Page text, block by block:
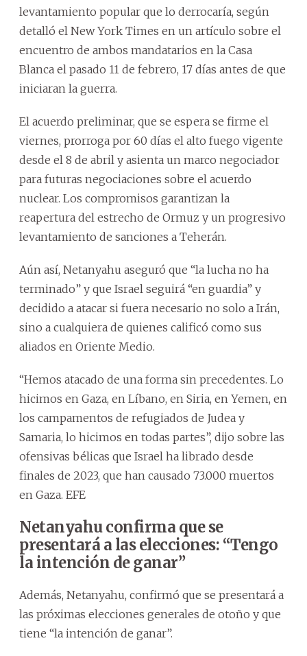
levantamiento popular que lo derrocaría, según
detalló el New York Times en un artículo sobre el
encuentro de ambos mandatarios en la Casa
Blanca el pasado 11 de febrero, 17 días antes de que
iniciaran la guerra.
El acuerdo preliminar, que se espera se firme el
viernes, prorroga por 60 días el alto fuego vigente
desde el 8 de abril y asienta un marco negociador
para futuras negociaciones sobre el acuerdo
nuclear. Los compromisos garantizan la
reapertura del estrecho de Ormuz y un progresivo
levantamiento de sanciones a Teherán.
Aún así, Netanyahu aseguró que “la lucha no ha
terminado” y que Israel seguirá “en guardia” y
decidido a atacar si fuera necesario no solo a Irán,
sino a cualquiera de quienes calificó como sus
aliados en Oriente Medio.
“Hemos atacado de una forma sin precedentes. Lo
hicimos en Gaza, en Líbano, en Siria, en Yemen, en
los campamentos de refugiados de Judea y
Samaria, lo hicimos en todas partes”, dijo sobre las
ofensivas bélicas que Israel ha librado desde
finales de 2023, que han causado 73.000 muertos
en Gaza. EFE
Netanyahu confirma que se
presentará a las elecciones: “Tengo
la intención de ganar”
Además, Netanyahu, confirmó que se presentará a
las próximas elecciones generales de otoño y que
tiene “la intención de ganar”.